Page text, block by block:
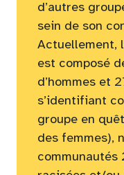
d’autres
sein de son
Actuellement,
est composé
d’hommes et
s’identifiant
groupe en
des femmes),
communautés